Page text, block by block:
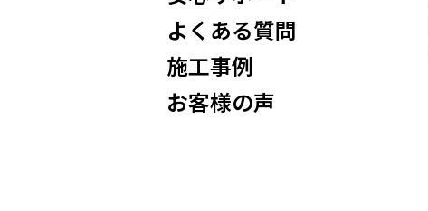
よくある質問
施工事例
お客様の声